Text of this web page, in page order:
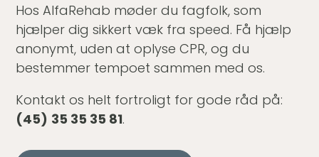
Hos AlfaRehab møder du fagfolk, som
hjælper dig sikkert væk fra speed. Få hjælp
anonymt, uden at oplyse CPR, og du
bestemmer tempoet sammen med os.
Kontakt os helt fortroligt for gode råd på:
(45) 35 35 35 81.